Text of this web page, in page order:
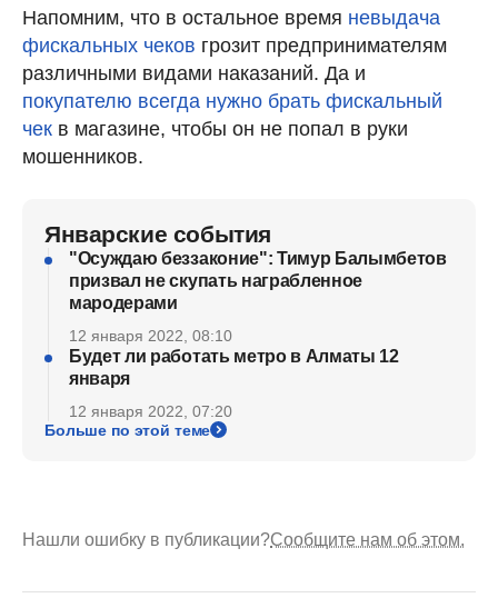
Напомним, что в остальное время невыдача
фискальных чеков грозит предпринимателям
различными видами наказаний. Да и
покупателю всегда нужно брать фискальный
чек в магазине, чтобы он не попал в руки
мошенников.
Январские события
"Осуждаю беззаконие": Тимур Балымбетов
призвал не скупать награбленное
мародерами
12 января 2022, 08:10
Будет ли работать метро в Алматы 12
января
12 января 2022, 07:20
Больше по этой теме
Нашли ошибку в публикации?Сообщите нам об этом.